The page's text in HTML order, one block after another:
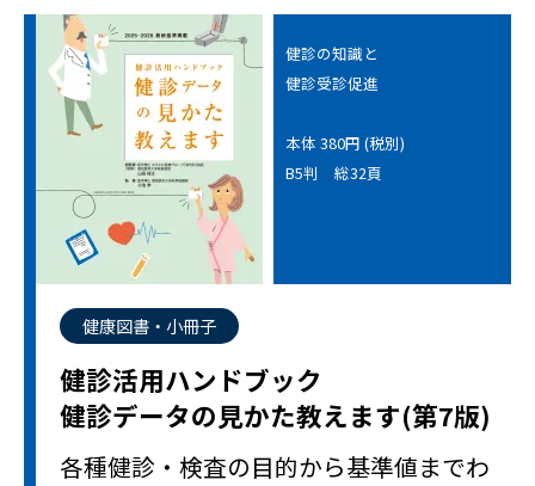
健診の知識と
健診受診促進
本体 380円 (税別)
B5判 総32頁
健康図書・小冊子
健診活用ハンドブック
健診データの見かた教えます(第7版)
各種健診・検査の目的から基準値までわ